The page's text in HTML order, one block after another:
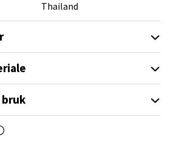
Thailand
Thon Senter Orkanger
Orkdalsveien 113, 7300